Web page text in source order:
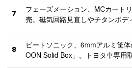
7
フェーズメーション、MCカート
売。磁気回路見直しやチタンボデ
8
ビートソニック、6mmアルミ筐
OON Solid Box」。トヨタ車専用